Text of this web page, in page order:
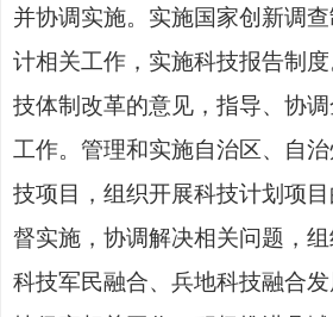
并协调实施。实施国家创新调
计相关工作，实施科技报告制度
技体制改革的意见，指导、协
工作。管理和实施自治区、自
技项目， 组织开展科技计划项目
督实施，协调解决相关问题，
科技军民融合、兵地科技融合